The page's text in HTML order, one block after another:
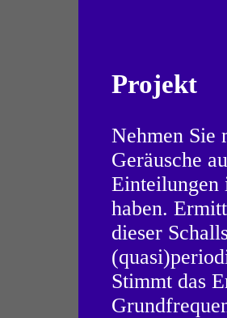
Projekt
Nehmen Sie
Geräusche
Einteilungen
haben.
dieser
Stimmt das